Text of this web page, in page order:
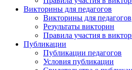
Викторины для педагогов
Викторины для педагогов
Результаты викторин
Правила участия в
Публикации
Публикации педагогов
Условия публикации